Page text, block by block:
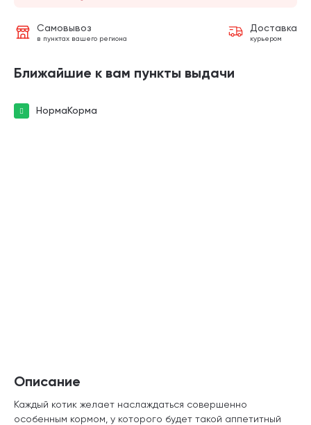
Самовывоз
в пунктах вашего региона
Доставка
курьером
Ближайшие к вам пункты выдачи
НормаКорма
Описание
Каждый котик желает наслаждаться совершенно
особенным кормом, у которого будет такой аппетитный